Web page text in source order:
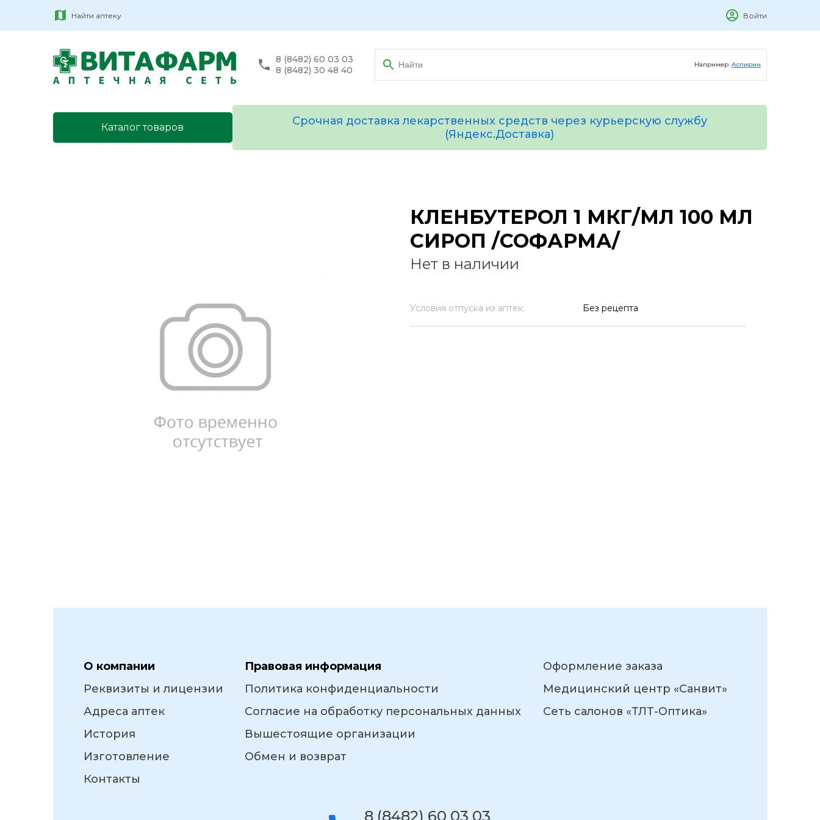
Найти аптеку Войти
8 (8482) 60 03 03
8 (8482) 30 48 40
Например: Аспирин
Каталог товаров
Срочная доставка лекарственных средств через курьерскую службу
(Яндекс.Доставка)
КЛЕНБУТЕРОЛ 1 МКГ/МЛ 100 МЛ
СИРОП /СОФАРМА/
Нет в наличии
Условия отпуска из аптек: Без рецепта
О компании
Реквизиты и лицензии
Адреса аптек
История
Изготовление
Контакты
Правовая информация
Политика конфиденциальности
Согласие на обработку персональных данных
Вышестоящие организации
Обмен и возврат
Оформление заказа
Медицинский центр «Санвит»
Сеть салонов «ТЛТ-Оптика»
8 (8482) 60 03 03